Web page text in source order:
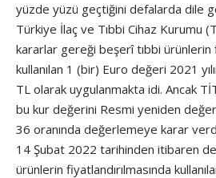
yüzde yüzü geçtiğini defalarda dile
Türkiye İlaç ve Tıbbi Cihaz Kurumu
kararlar gereği beşerî tıbbi ürünlerin
kullanılan 1 (bir) Euro değeri 2021
TL olarak uygulanmakta idi. Ancak
bu kur değerini Resmi yeniden
36 oranında değerlemeye karar
14 Şubat 2022 tarihinden itibaren
ürünlerin fiyatlandırılmasında